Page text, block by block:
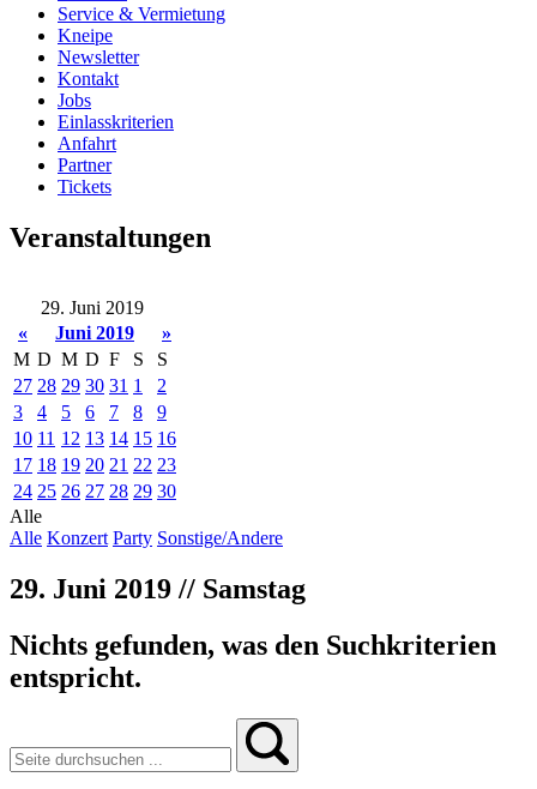
Service & Vermietung
Kneipe
Newsletter
Kontakt
Jobs
Einlasskriterien
Anfahrt
Partner
Tickets
Veranstaltungen
29. Juni 2019
«
Juni 2019
»
M D M D F S
S
27 28 29 30 31 1
2
3
4 5 6 7 8
9
10 11 12 13 14 15 16
17 18 19 20 21 22 23
24 25 26 27 28 29 30
Alle
Alle Konzert Party Sonstige/Andere
29. Juni 2019 // Samstag
Nichts gefunden, was den Suchkriterien
entspricht.